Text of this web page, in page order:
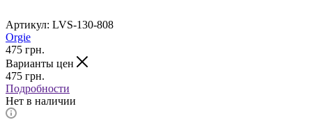
Артикул: LVS-130-808
Orgie
475 грн.
Варианты цен
475 грн.
Подробности
Нет в наличии